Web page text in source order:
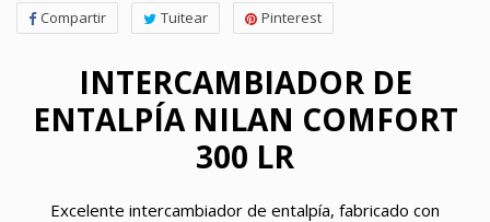
Compartir Tuitear Pinterest
INTERCAMBIADOR DE
ENTALPÍA NILAN COMFORT
300 LR
Excelente intercambiador de entalpía, fabricado con